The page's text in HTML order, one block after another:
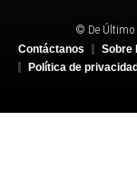
© De Último
Contáctanos
Sobre
Política de